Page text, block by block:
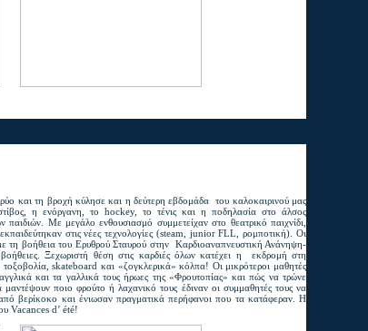
και τη βροχή κύλησε και η δεύτερη εβδομάδα του καλοκαιρινού μας
η ενόργανη, το hockey, το τένις και η ποδηλασία στο άλσος
Με μεγάλο ενθουσιασμό συμμετείχαν στο θεατρικό παιχνίδι,
στις νέες τεχνολογίες (steam, junior FLL, ρομποτική). Οι
τη βοήθεια του Ερυθρού Σταυρού στην Καρδιοαναπνευστική Ανάνηψη-
Ξεχωριστή θέση στις καρδιές όλων κατέχει η εκδρομή στη
skateboard και «ζογκλερικά» κόλπα! Οι μικρότεροι μαθητές
και τα γαλλικά τους ήρωες της «Φρουτοπίας» και πώς να τρώνε
ποιο φρούτο ή λαχανικό τους έδιναν οι συμμαθητές τους να
βερίκοκο και ένιωσαν πραγματικά περήφανοι που τα κατάφεραν. Η
Vacances d’ été!